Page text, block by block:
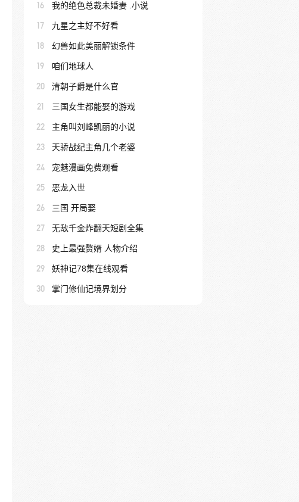
16 我的绝色总裁未婚妻 .小说
17 九星之主好不好看
18 幻兽如此美丽解锁条件
19 咱们地球人
20 清朝子爵是什么官
21 三国女生都能娶的游戏
22 主角叫刘峰凯丽的小说
23 天骄战纪主角几个老婆
24 宠魅漫画免费观看
25 恶龙入世
26 三国 开局娶
27 无敌千金炸翻天短剧全集
28 史上最强赘婿 人物介绍
29 妖神记78集在线观看
30 掌门修仙记境界划分